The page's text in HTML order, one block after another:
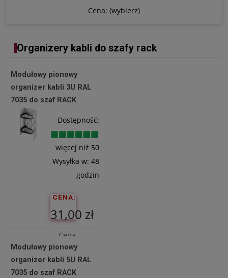
Cena: (wybierz)
Organizery kabli do szafy rack
Modułowy pionowy
organizer kabli 3U RAL
7035 do szaf RACK
Dostępność:
więcej niż 50
Wysyłka w: 48
godzin
CENA:
31,00 zł
Cena
netto:
25,20 zł
Modułowy pionowy
organizer kabli 5U RAL
7035 do szaf RACK